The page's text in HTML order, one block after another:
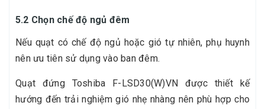
5.2 Chọn chế độ ngủ đêm
Nếu quạt có chế độ ngủ hoặc gió tự nhiên, phụ huynh
nên ưu tiên sử dụng vào ban đêm.
Quạt đứng Toshiba F-LSD30(W)VN được thiết kế
hướng đến trải nghiệm gió nhẹ nhàng nên phù hợp cho